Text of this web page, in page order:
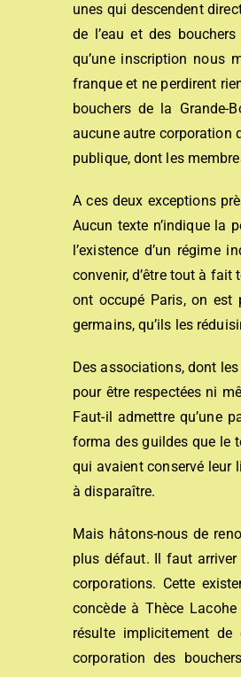
unes qui descendent
de l’eau et des
qu’une inscription nous
franque et ne perdirent
bouchers de la Grande-
aucune autre corporation
publique, dont les
A ces deux exceptions
Aucun texte n’indique la
l’existence d’un
convenir, d’être tout à fait
ont occupé Paris, on est
germains, qu’ils les
Des associations, dont
pour être respectées ni
Faut-il admettre qu’une
forma des guildes que le
qui avaient conservé leur
à disparaître.
Mais hâtons-nous de
plus défaut. Il faut arriver
corporations. Cette
concède à Thèce
résulte implicitement
corporation des